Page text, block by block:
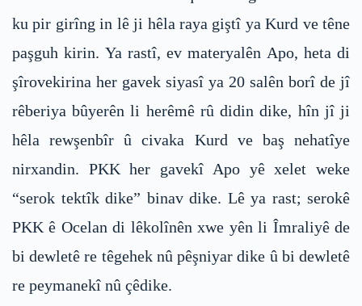
ku pir girîng in lê ji hêla raya giştî ya Kurd ve têne
paşguh kirin. Ya rastî, ev materyalên Apo, heta di
şîrovekirina her gavek siyasî ya 20 salên borî de jî
rêberiya bûyerên li herêmê rû didin dike, hîn jî ji
hêla rewşenbîr û civaka Kurd ve baş nehatîye
nirxandin. PKK her gavekî Apo yê xelet weke
“serok tektîk dike” binav dike. Lê ya rast; serokê
PKK ê Ocelan di lêkolînên xwe yên li Îmraliyê de
bi dewletê re têgehek nû pêşniyar dike û bi dewletê
re peymanekî nû çêdike.